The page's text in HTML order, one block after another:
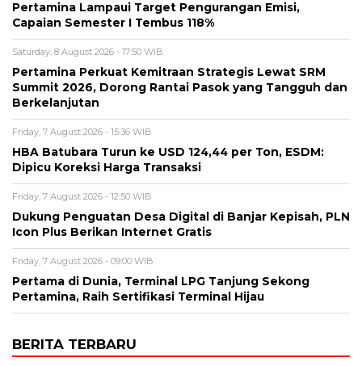
Pertamina Lampaui Target Pengurangan Emisi,
Capaian Semester I Tembus 118%
Saturday, 8 August 2026 - 17:50 WIB
Pertamina Perkuat Kemitraan Strategis Lewat SRM
Summit 2026, Dorong Rantai Pasok yang Tangguh dan
Berkelanjutan
Friday, 7 August 2026 - 15:36 WIB
HBA Batubara Turun ke USD 124,44 per Ton, ESDM:
Dipicu Koreksi Harga Transaksi
Friday, 7 August 2026 - 12:50 WIB
Dukung Penguatan Desa Digital di Banjar Kepisah, PLN
Icon Plus Berikan Internet Gratis
Friday, 7 August 2026 - 09:00 WIB
Pertama di Dunia, Terminal LPG Tanjung Sekong
Pertamina, Raih Sertifikasi Terminal Hijau
BERITA TERBARU